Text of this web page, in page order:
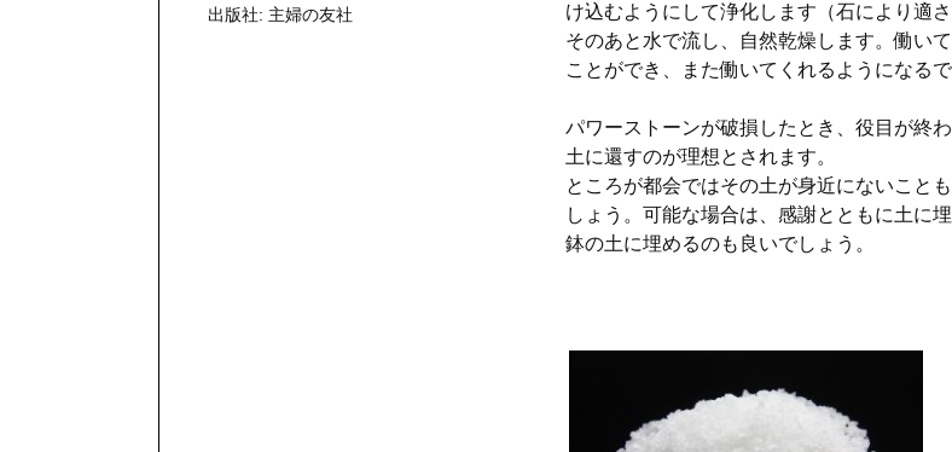
出版社: 主婦の友社
け込むようにして浄化します（石により適
そのあと水で流し、自然乾燥します。働い
ことができ、また働いてくれるようになるで
パワーストーンが破損したとき、役目が終
土に還すのが理想とされます。
ところが都会ではその土が身近にないこと
しょう。可能な場合は、感謝とともに土に
鉢の土に埋めるのも良いでしょう。